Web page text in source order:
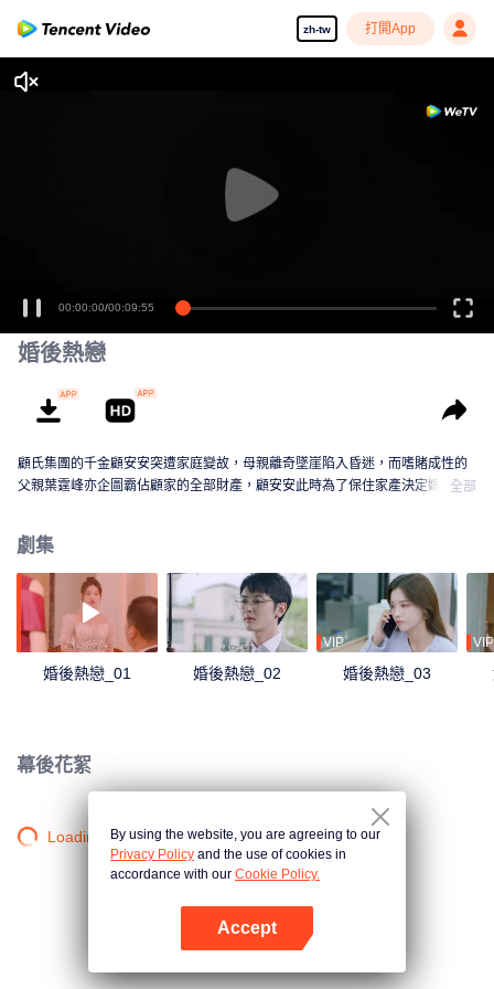
zh-tw 打開App
00:00:00/00:09:55
婚後熱戀
顧氏集團的千金顧安安突遭家庭變故，母親離奇墜崖陷入昏迷，而嗜賭成性的
父親葉霆峰亦企圖霸佔顧家的全部財產，顧安安此時為了保住家產決定嫁給霍
全部
劇集
婚後熱戀_01 婚後熱戀_02
VIP
婚後熱戀_03
VIP
幕後花絮
Loading…By using the website, you are agreeing to our
Privacy Policy and the use of cookies in
accordance with our Cookie Policy.
Accept